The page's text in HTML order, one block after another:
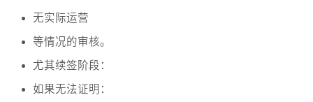
无实际运营
等情况的审核。
尤其续签阶段：
如果无法证明：